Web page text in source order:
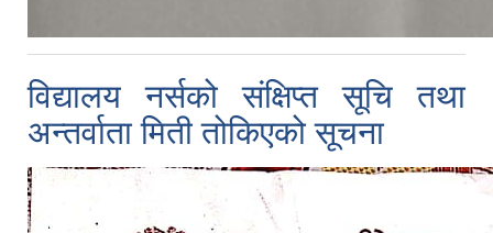
विद्यालय नर्सको संक्षिप्त सूचि तथा
अन्तर्वाता मिती तोकिएको सूचना